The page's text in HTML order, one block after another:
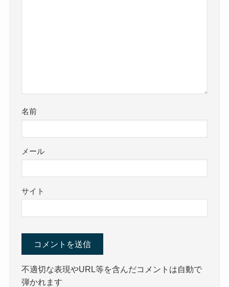
名前
メール
サイト
不適切な表現やURL等を含んだコメントは自動で
弾かれます